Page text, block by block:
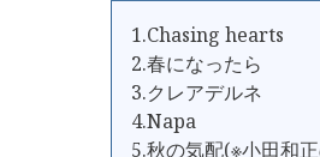
1.Chasing hearts
2.春になったら
3.クレアデルネ
4.Napa
5.秋の気配(※小田和